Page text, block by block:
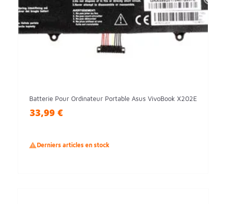
Batterie Pour Ordinateur Portable Asus VivoBook X202E
33,99 €
Derniers articles en stock